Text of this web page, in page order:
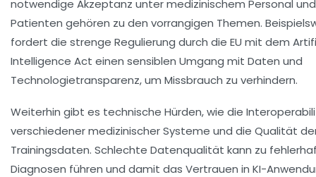
notwendige Akzeptanz unter medizinischem Personal und
Patienten gehören zu den vorrangigen Themen.
fordert die strenge Regulierung durch die EU mit dem
Intelligence Act einen sensiblen Umgang mit Daten und
Technologietransparenz, um Missbrauch zu verhindern.
Weiterhin gibt es technische Hürden, wie die
verschiedener medizinischer Systeme und die Qualität
Trainingsdaten. Schlechte Datenqualität kann zu
Diagnosen führen und damit das Vertrauen in KI-